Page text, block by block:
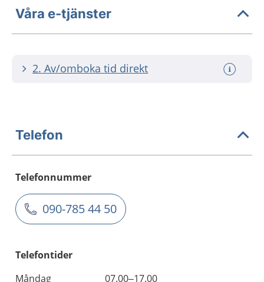
Våra e-tjänster
2. Av/omboka tid direkt
Telefon
Telefonnummer
090-785 44 50
Telefontider
Måndag
07.00–17.00